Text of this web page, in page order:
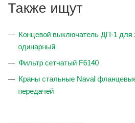
Также ищут
Концевой выключатель ДП-1 для
одинарный
Фильтр сетчатый F6140
Краны стальные Naval
передачей